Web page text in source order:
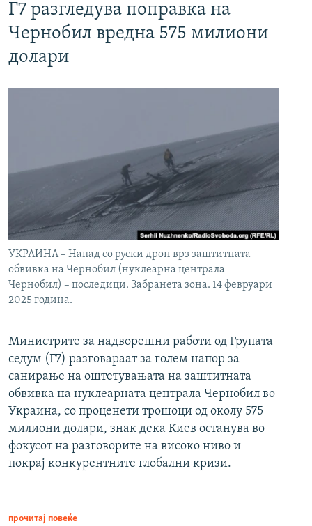
Г7 разгледува поправка на
Чернобил вредна 575 милиони
долари
УКРАИНА – Напад со руски дрон врз заштитната
обвивка на Чернобил (нуклеарна централа
Чернобил) – последици. Забранета зона. 14 февруари
2025 година.
Министрите за надворешни работи од Групата
седум (Г7) разговараат за голем напор за
санирање на оштетувањата на заштитната
обвивка на нуклеарната централа Чернобил во
Украина, со проценети трошоци од околу 575
милиони долари, знак дека Киев останува во
фокусот на разговорите на високо ниво и
покрај конкурентните глобални кризи.
прочитај повеќе